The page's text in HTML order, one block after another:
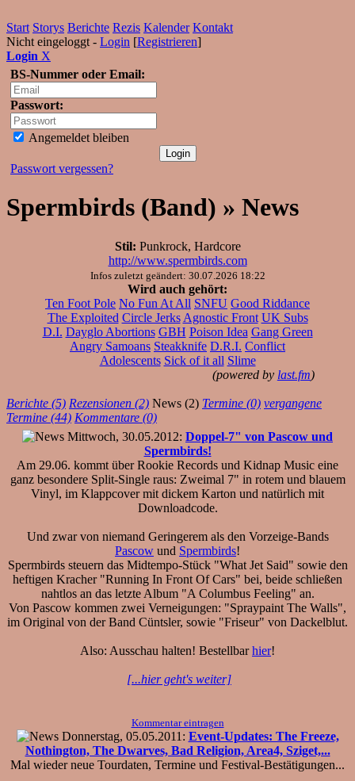
Start Storys Berichte Rezis Kalender Kontakt
Nicht eingeloggt - Login [Registrieren]
Login X
BS-Nummer oder Email:
Passwort:
Angemeldet bleiben
Passwort vergessen?
Spermbirds (Band) » News
Stil: Punkrock, Hardcore
http://www.spermbirds.com
Infos zuletzt geändert: 30.07.2026 18:22
Wird auch gehört:
Ten Foot Pole No Fun At All SNFU Good Riddance
The Exploited Circle Jerks Agnostic Front UK Subs
D.I. Dayglo Abortions GBH Poison Idea Gang Green
Angry Samoans Steakknife D.R.I. Conflict
Adolescents Sick of it all Slime
(powered by last.fm)
Berichte (5) Rezensionen (2) News (2) Termine (0) vergangene
Termine (44) Kommentare (0)
Mittwoch, 30.05.2012: Doppel-7" von Pascow und
Spermbirds!
Am 29.06. kommt über Rookie Records und Kidnap Music eine
ganz besondere Split-Single raus: Zweimal 7" in rotem und blauem
Vinyl, im Klappcover mit dickem Karton und natürlich mit
Downloadcode.
Und zwar von niemand Geringerem als den Vorzeige-Bands
Pascow und Spermbirds!
Spermbirds steuern das Midtempo-Stück "What Jet Said" sowie den
heftigen Kracher "Running In Front Of Cars" bei, beide schließen
nahtlos an das letzte Album "A Columbus Feeling" an.
Von Pascow kommen zwei Verneigungen: "Spraypaint The Walls",
im Original von der Band Cüntsler, sowie "Friseur" von Dackelblut.
Also: Ausschau halten! Bestellbarhier!
[...hier geht's weiter]
Kommentar eintragen
Donnerstag, 05.05.2011: Event-Updates: The Freeze,
Nothington, The Dwarves, Bad Religion, Area4, Sziget,...
Mal wieder neue Tourdaten, Termine und Festival-Bestätigungen...